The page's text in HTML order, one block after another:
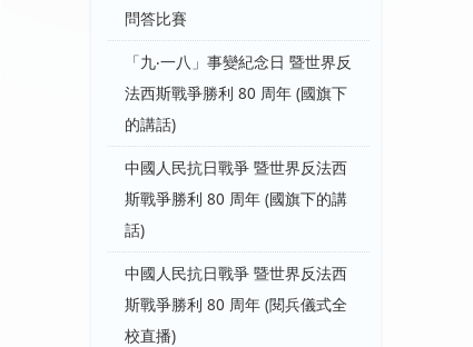
問答比賽
「九‧一八」事變紀念日 暨世界反
法西斯戰爭勝利 80 周年 (國旗下
的講話)
中國人民抗日戰爭 暨世界反法西
斯戰爭勝利 80 周年 (國旗下的講
話)
中國人民抗日戰爭 暨世界反法西
斯戰爭勝利 80 周年 (閱兵儀式全
校直播)